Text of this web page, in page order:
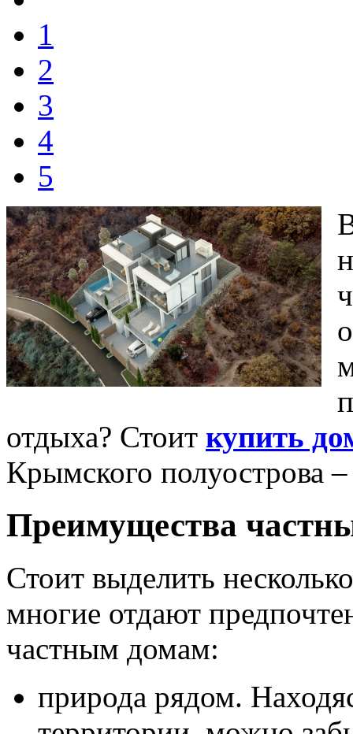
1
2
3
4
5
отдыха? Стоит купить
Крымского полуострова
Преимущества
Стоит выделить
многие отдают
частным домам:
природа рядом.